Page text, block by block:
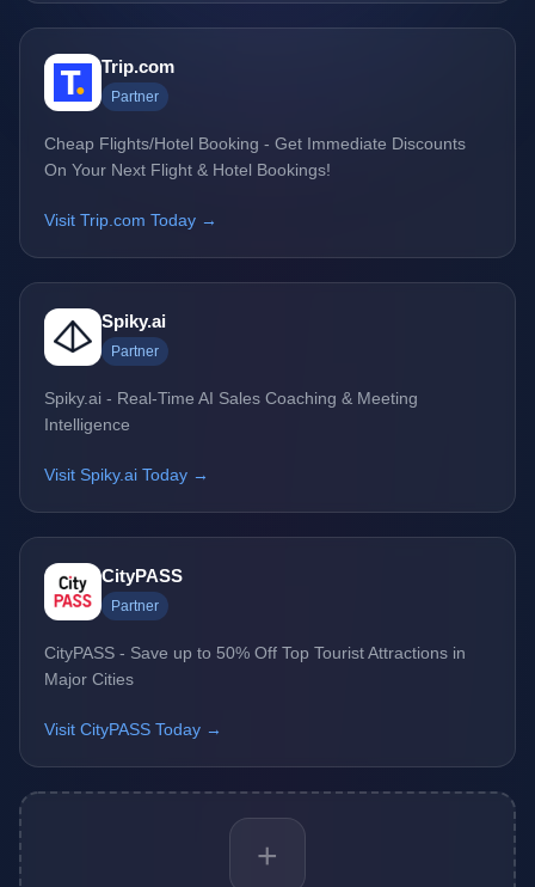
Trip.com
Partner
Cheap Flights/Hotel Booking - Get Immediate Discounts
On Your Next Flight & Hotel Bookings!
Visit Trip.com Today →
Spiky.ai
Partner
Spiky.ai - Real-Time AI Sales Coaching & Meeting
Intelligence
Visit Spiky.ai Today →
CityPASS
Partner
CityPASS - Save up to 50% Off Top Tourist Attractions in
Major Cities
Visit CityPASS Today →
+